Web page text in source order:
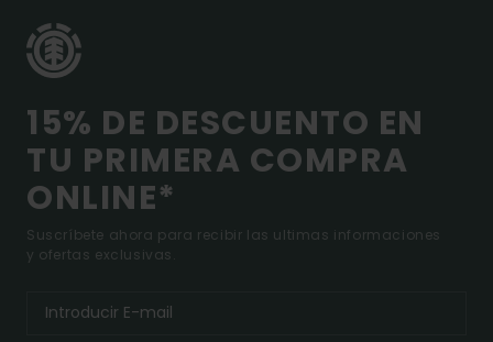
15% DE DESCUENTO EN
TU PRIMERA COMPRA
ONLINE*
Suscríbete ahora para recibir las ultimas informaciones
y ofertas exclusivas.